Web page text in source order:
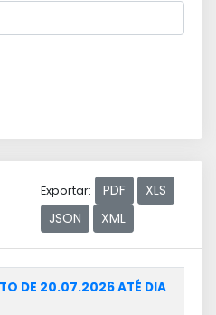
Exportar: PDF
XLS
JSON
XML
DE 20.07.2026 ATÉ DIA